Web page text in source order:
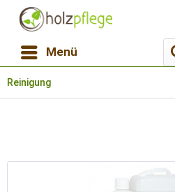
Menü
Reinigung